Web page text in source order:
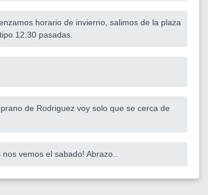
horario de invierno, salimos de la plaza
12.30 pasadas.
de Rodriguez voy solo que se cerca de
vemos el sabado! Abrazo..